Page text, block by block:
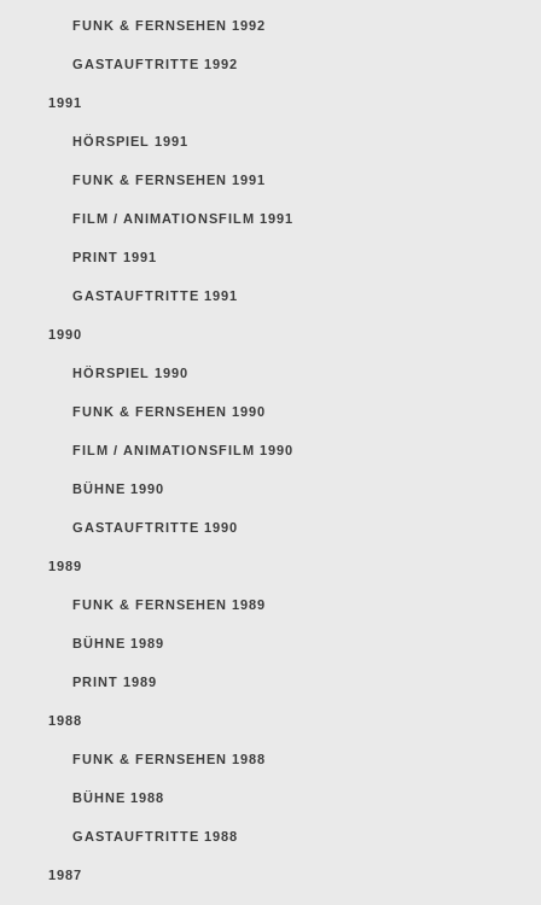
FUNK & FERNSEHEN 1992
GASTAUFTRITTE 1992
1991
HÖRSPIEL 1991
FUNK & FERNSEHEN 1991
FILM / ANIMATIONSFILM 1991
PRINT 1991
GASTAUFTRITTE 1991
1990
HÖRSPIEL 1990
FUNK & FERNSEHEN 1990
FILM / ANIMATIONSFILM 1990
BÜHNE 1990
GASTAUFTRITTE 1990
1989
FUNK & FERNSEHEN 1989
BÜHNE 1989
PRINT 1989
1988
FUNK & FERNSEHEN 1988
BÜHNE 1988
GASTAUFTRITTE 1988
1987